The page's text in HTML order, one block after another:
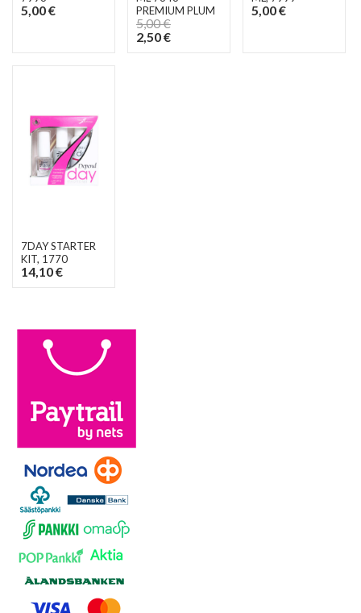
5,00 €
PREMIUM PLUM
5,00 €
2,50 €
5,00 €
7DAY STARTER
KIT, 1770
14,10 €